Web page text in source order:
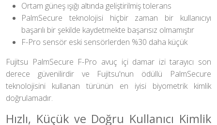
Ortam güneş ışığı altında geliştirilmiş tolerans
PalmSecure teknolojisi hiçbir zaman bir kullanıcıyı
başarılı bir şekilde kaydetmekte başarısız olmamıştır
F-Pro sensör eski sensörlerden %30 daha küçük
Fujitsu PalmSecure F-Pro avuç içi damar izi tarayıcı son
derece güvenilirdir ve Fujitsu'nun ödüllü PalmSecure
teknolojisini kullanan türünün en iyisi biyometrik kimlik
doğrulamadır.
Hızlı, Küçük ve Doğru Kullanıcı Kimlik